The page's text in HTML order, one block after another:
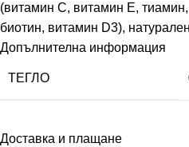
(витамин С, витамин Е,
биотин, витамин D3),
Допълнителна информация
ТЕГЛО
Доставка и плащане